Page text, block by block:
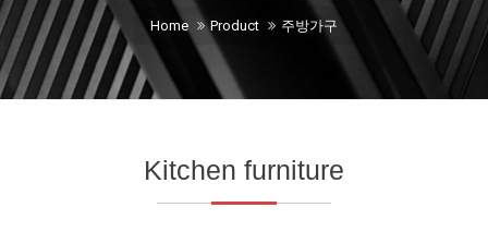
Home Product 주방가구
Kitchen furniture